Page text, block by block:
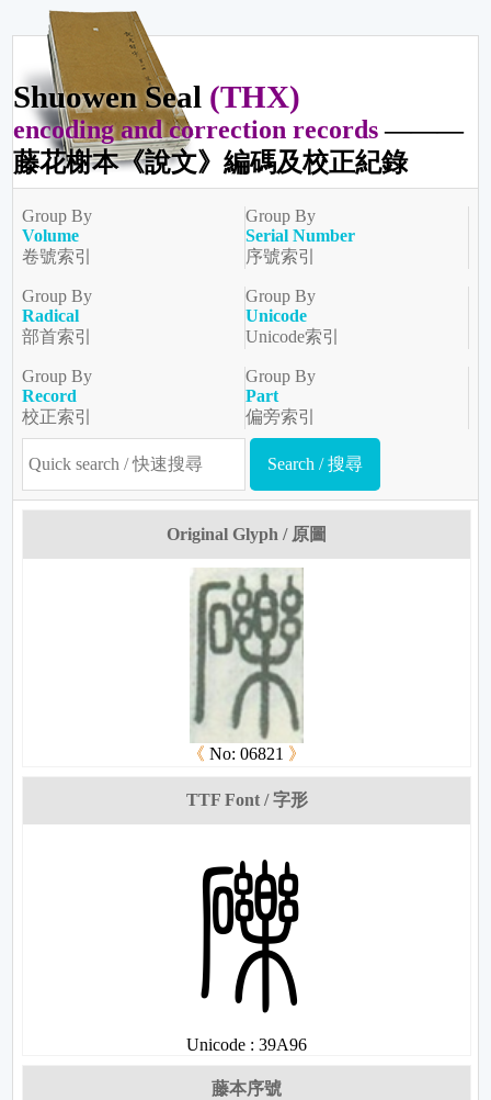
Shuowen Seal (THX)
encoding and correction records ———
藤花榭本《說文》編碼及校正紀錄
Group By
Volume
卷號索引
Group By
Serial Number
序號索引
Group By
Radical
部首索引
Group By
Unicode
Unicode索引
Group By
Record
校正索引
Group By
Part
偏旁索引
Original Glyph / 原圖
《 No: 06821 》
TTF Font / 字形
梖
Unicode : 39A96
藤本序號